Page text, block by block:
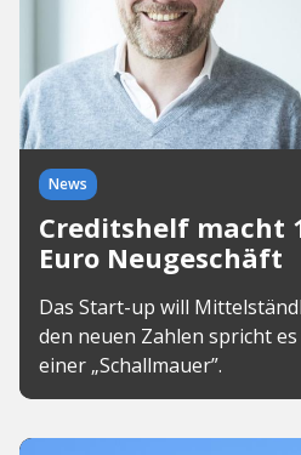
News
Creditshelf macht
Euro Neugeschäft
Das Start-up will
den neuen Zahlen spricht
einer „Schallmauer”.